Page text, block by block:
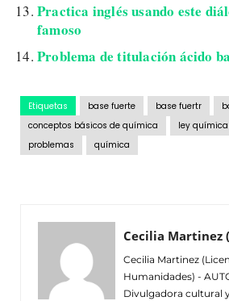
Practica inglés usando este
famoso
Problema de titulación ácido
Etiquetas base fuerte base fuertr
conceptos básicos de química
ley
problemas
química
Cecilia Martinez
Cecilia Martinez
Humanidades) -
Divulgadora cultural